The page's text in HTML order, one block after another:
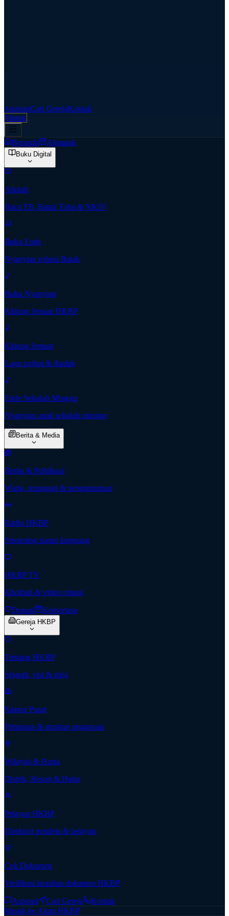
AspirasiCari GerejaKontak
Masuk
Beranda Almanak
Buku Digital
Alkitab
Baca TB, Batak Toba & NKJV
Buku Ende
Nyanyian rohani Batak
Buku Nyanyian
Kidung Jemaat HKBP
Kidung Jemaat
Lagu pujian & ibadah
Ende Sekolah Minggu
Nyanyian anak sekolah minggu
Berita & Media
Berita & Publikasi
Warta, renungan & pengumuman
Radio HKBP
Streaming siaran langsung
HKBP TV
Khotbah & video rohani
Donasi Kolportase
Gereja HKBP
Tentang HKBP
Sejarah, visi & misi
Kantor Pusat
Pimpinan & struktur organisasi
Wilayah & Huria
Distrik, Resort & Huria
Pelayan HKBP
Direktori pendeta & pelayan
Cek Dokumen
Verifikasi keaslian dokumen HKBP
Aspirasi Cari Gereja
Kontak
Masuk ke Akun HKBP